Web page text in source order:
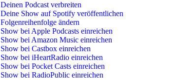
Deinen Podcast verbreiten
Deine Show auf Spotify veröffentlichen
Folgenreihenfolge ändern
Show bei Apple Podcasts einreichen
Show bei Amazon Music einreichen
Show bei Castbox einreichen
Show bei iHeartRadio einreichen
Show bei Pocket Casts einreichen
Show bei RadioPublic einreichen